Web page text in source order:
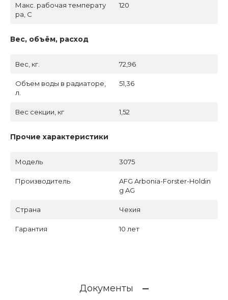
Макс. рабочая температу
ра, C
120
Вес, объём, расход
Вес, кг. 72,96
Объем воды в радиаторе,
л.
51,36
Вес секции, кг 1,52
Прочие характеристики
Модель 3075
Производитель
AFG Arbonia-Forster-Holdin
g AG
Страна Чехия
Гарантия 10 лет
Документы